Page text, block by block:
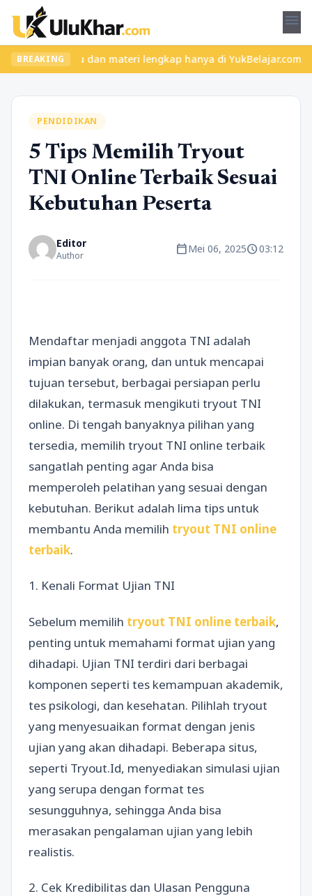
menu
BREAKING
seru dan materi lengkap hanya di YukBelajar.com.
PENDIDIKAN
5 Tips Memilih Tryout
TNI Online Terbaik Sesuai
Kebutuhan Peserta
Editor
Author calendar_todayMei 06, 2025schedule03:12
Mendaftar menjadi anggota TNI adalah
impian banyak orang, dan untuk mencapai
tujuan tersebut, berbagai persiapan perlu
dilakukan, termasuk mengikuti tryout TNI
online. Di tengah banyaknya pilihan yang
tersedia, memilih tryout TNI online terbaik
sangatlah penting agar Anda bisa
memperoleh pelatihan yang sesuai dengan
kebutuhan. Berikut adalah lima tips untuk
membantu Anda memilih tryout TNI online
terbaik.
1. Kenali Format Ujian TNI
Sebelum memilih tryout TNI online terbaik,
penting untuk memahami format ujian yang
dihadapi. Ujian TNI terdiri dari berbagai
komponen seperti tes kemampuan akademik,
tes psikologi, dan kesehatan. Pilihlah tryout
yang menyesuaikan format dengan jenis
ujian yang akan dihadapi. Beberapa situs,
seperti Tryout.Id, menyediakan simulasi ujian
yang serupa dengan format tes
sesungguhnya, sehingga Anda bisa
merasakan pengalaman ujian yang lebih
realistis.
2. Cek Kredibilitas dan Ulasan Pengguna